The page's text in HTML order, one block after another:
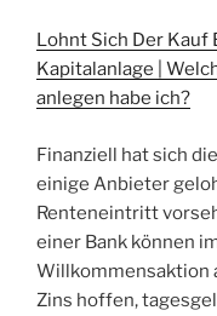
Lohnt Sich Der Kauf
Kapitalanlage |
anlegen habe ich?
Finanziell hat sich
einige Anbieter
Renteneintritt
einer Bank können
Willkommensaktion
Zins hoffen,